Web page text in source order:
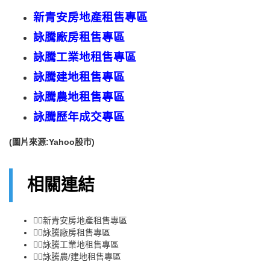
新青安房地產租售專區
詠騰廠房租售專區
詠騰工業地租售專區
詠騰建地租售專區
詠騰農地租售專區
詠騰歷年成交專區
(圖片來源:Yahoo股市)
相關連結
👉🏻新青安房地產租售專區
👉🏻詠騰廠房租售專區
👉🏻詠騰工業地租售專區
👉🏻詠騰農/建地租售專區